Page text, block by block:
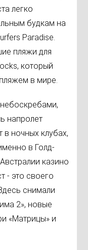
легко
будкам на
Paradise.
пляжи для
который
в мире.
напролет
в ночных клубах,
в Голд-
казино
- это своего
снимали
2», новые
«Матрицы» и